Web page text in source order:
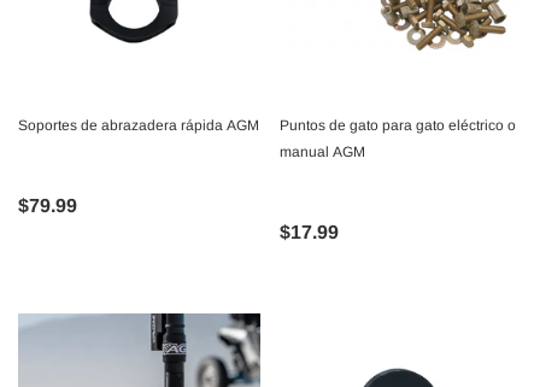
Soportes de abrazadera rápida AGM
$79.99
Puntos de gato para gato eléctrico o
manual AGM
$17.99